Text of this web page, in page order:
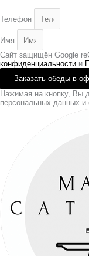
Телефон
Имя
Сайт защищён Google
конфиденциальности и
Заказать обеды в
Нажимая на кнопку, Вы
персональных данных и